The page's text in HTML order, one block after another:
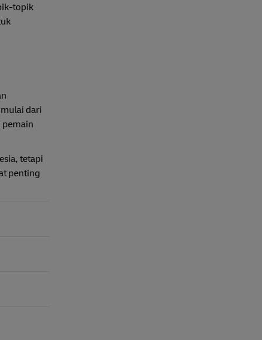
topik
dari
pemain
tetapi
penting